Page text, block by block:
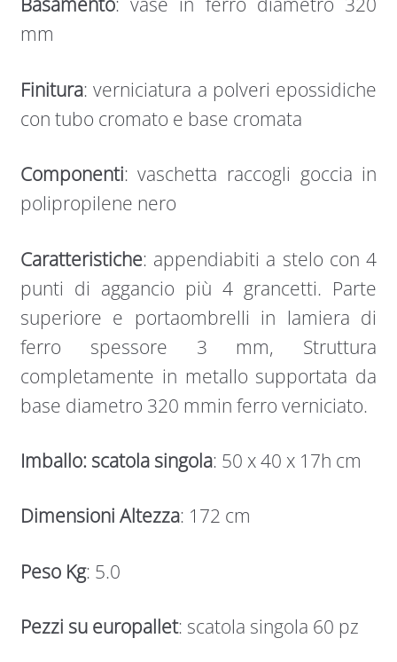
mm
Finitura: verniciatura a polveri epossidiche
con tubo cromato e base cromata
Componenti: vaschetta raccogli goccia in
polipropilene nero
Caratteristiche: appendiabiti a stelo con 4
punti di aggancio più 4 grancetti. Parte
superiore e portaombrelli in lamiera di
ferro spessore 3 mm, Struttura
completamente in metallo supportata da
base diametro 320 mmin ferro verniciato.
Imballo: scatola singola: 50 x 40 x 17h cm
Dimensioni Altezza: 172 cm
Peso Kg: 5.0
Pezzi su europallet: scatola singola 60 pz